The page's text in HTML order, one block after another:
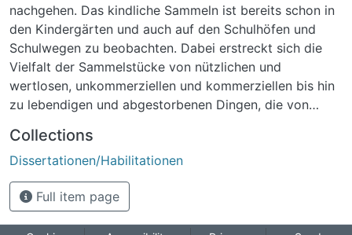
nachgehen. Das kindliche Sammeln ist bereits schon in
den Kindergärten und auch auf den Schulhöfen und
Schulwegen zu beobachten. Dabei erstreckt sich die
Vielfalt der Sammelstücke von nützlichen und
wertlosen, unkommerziellen und kommerziellen bis hin
zu lebendigen und abgestorbenen Dingen, die von
Sammeln, als eine bewusste Tätigkeit, verlangt ein
Höchstmaß an Aktivität und Leidenschaft. Es wird
gesucht, gestöbert, geprüft, erworben, getauscht,
bewahrt, entdeckt, geordnet, umsortiert und
Collections
Dissertationen/Habilitationen
Full item page